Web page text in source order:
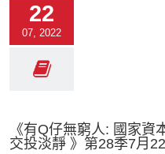
22
07, 2022
《有Q仔無窮人: 國家
交投淡靜 》第28季7月